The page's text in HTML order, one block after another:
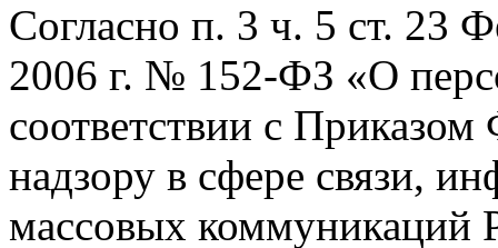
Согласно п. 3 ч. 5 ст. 23
2006 г. № 152-ФЗ «О
соответствии с
надзору в сфере связи,
массовых коммуникаций